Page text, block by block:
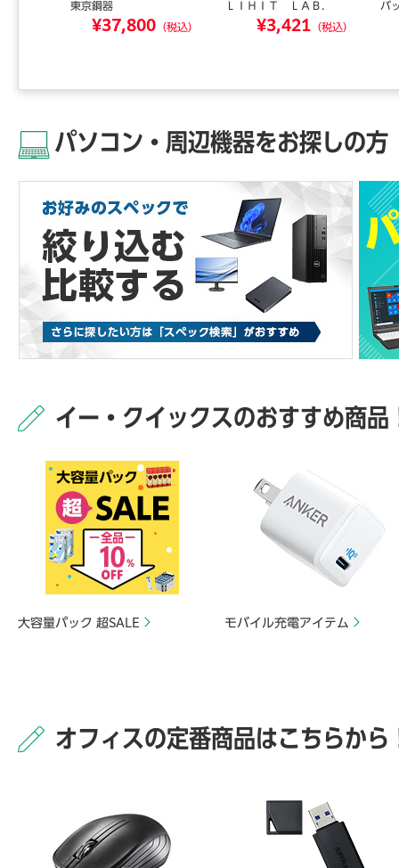
東京鋼器
¥37,800 （税込）
ＬＩＨＩＴ ＬＡＢ．
¥3,421 （税込）
バ
パソコン・周辺機器をお探しの方
イー・クイックスのおすすめ商品
大容量パック 超SALE モバイル充電アイテム
オフィスの定番商品はこちらから